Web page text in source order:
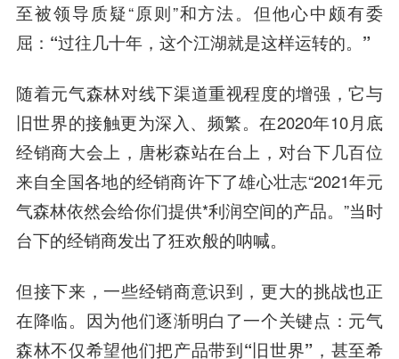
至被领导质疑“原则”和方法。但他心中颇有委
屈：“过往几十年，这个江湖就是这样运转的。”
随着元气森林对线下渠道重视程度的增强，它与
旧世界的接触更为深入、频繁。在2020年10月底
经销商大会上，唐彬森站在台上，对台下几百位
来自全国各地的经销商许下了雄心壮志“2021年元
气森林依然会给你们提供*利润空间的产品。”当时
台下的经销商发出了狂欢般的呐喊。
但接下来，一些经销商意识到，更大的挑战也正
在降临。因为他们逐渐明白了一个关键点： 元气
森林不仅希望他们把产品带到“旧世界”，甚至希